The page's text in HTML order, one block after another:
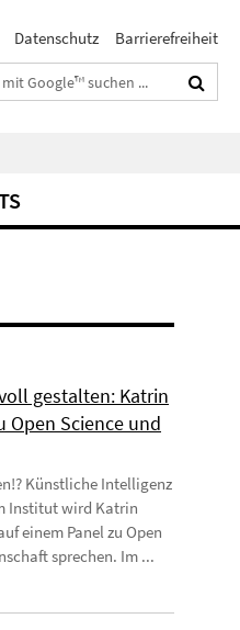
Datenschutz Barrierefreiheit
Suchbegriffe
gestalten: Katrin
Open Science und
Künstliche Intelligenz
Institut wird Katrin
einem Panel zu Open
sprechen. Im ...